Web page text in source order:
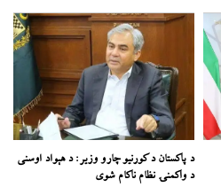
د پاکستان د کورنیو چارو وزیر: د هېواد اوسنی
د واکمنۍ نظام ناکام شوی